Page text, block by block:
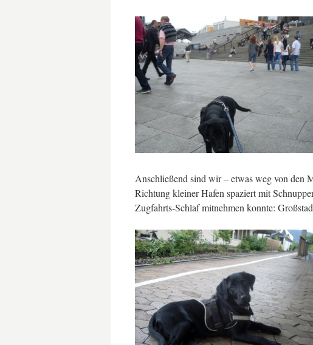
Anschließend sind wir – etwas weg von den
Richtung kleiner Hafen spaziert mit
Zugfahrts-Schlaf mitnehmen konnte: